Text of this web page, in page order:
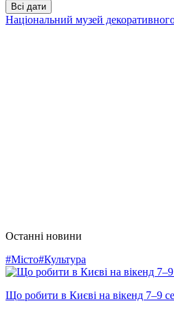
Всі дати
Національний музей
Останні новини
#Місто#Культура
Що робити в Києві на вікенд 7–9